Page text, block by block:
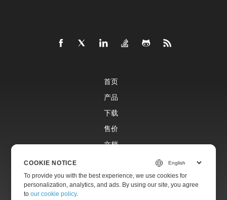
首页
产品
下载
售价
文档
COOKIE NOTICE
To provide you with the best experience, we use cookies for
personalization, analytics, and ads. By using our site, you agree
toour cookie policy.